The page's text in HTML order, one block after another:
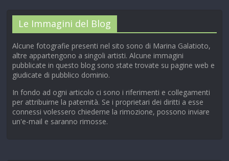
Le Immagini del Blog
Alcune fotografie presenti nel sito sono di Marina Galatioto,
altre appartengono a singoli artisti. Alcune immagini
pubblicate in questo blog sono state trovate su pagine web e
giudicate di pubblico dominio.
In fondo ad ogni articolo ci sono i riferimenti e collegamenti
per attribuirne la paternità. Se i proprietari dei diritti a esse
connessi volessero chiederne la rimozione, possono inviare
un'e-mail e saranno rimosse.